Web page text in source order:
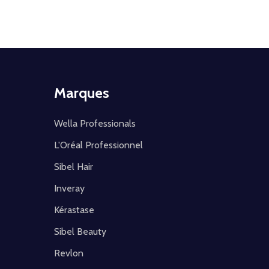
Marques
Wella Professionals
L'Oréal Professionnel
Sibel Hair
Inveray
Kérastase
Sibel Beauty
Revlon